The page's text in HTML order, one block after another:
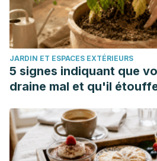
Fox MJ, Ahuja KD, Robertson IK,
probiotic yogurt prevent
antibiotics? A double-blind,
controlled study. BMJ Open. 2015
Becker B, Kuhn U, Hardewig-
randomized evaluation of clinical
of an apple pectin-chamomile
unspecific diarrhea.
2006;56(6):387-93.
JARDIN ET ESPACES EXTÉRIEURS
5 signes indiquant que
draine mal et qu'il